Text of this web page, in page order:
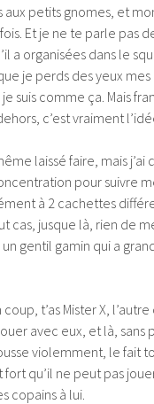
aux petits gnomes, et
Et je ne te parle pas
a organisées dans le
je perds des yeux
suis comme ça. Mais
c’est vraiment
laissé faire, mais
pour suivre
à 2 cachettes
cas, jusque là, rien de
gentil gamin qui a
coup, t’as Mister X,
avec eux, et là, sans
violemment, le fait
qu’il ne peut pas
copains à lui.